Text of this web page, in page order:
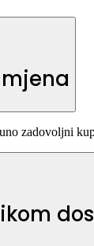
zadovoljni